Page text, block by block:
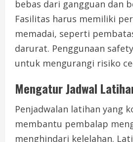
bebas dari gangguan dan
Fasilitas harus memiliki
memadai, seperti
darurat. Penggunaan
untuk mengurangi risiko
Mengatur Jadwal
Penjadwalan latihan yang
membantu pembalap
menghindari kelelahan.